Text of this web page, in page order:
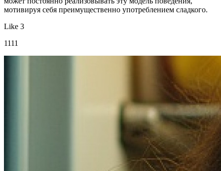
мотивируя себя преимущественно употреблением сладкого.
Like 3
1111